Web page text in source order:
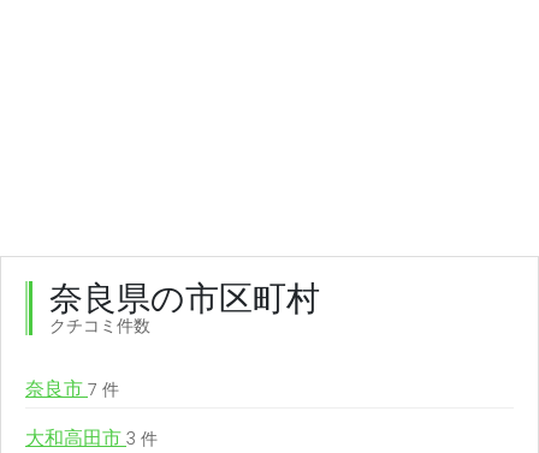
奈良県の市区町村
クチコミ件数
奈良市 7 件
大和高田市 3 件